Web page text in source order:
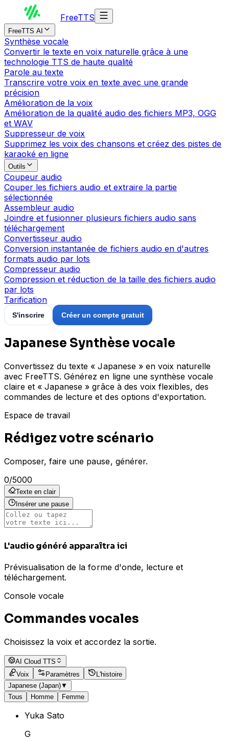
FreeTTS
FreeTTS AI
Synthèse vocale
Convertir le texte en voix naturelle grâce à une
technologie TTS de haute qualité
Parole au texte
Transcrire votre voix en texte avec une grande
précision
Amélioration de la voix
Amélioration de la qualité audio des fichiers MP3, OGG
et WAV
Suppresseur de voix
Supprimez les voix des chansons et créez des pistes de
karaoké en ligne
Outils
Coupeur audio
Couper les fichiers audio et extraire la partie
sélectionnée
Assembleur audio
Joindre et fusionner plusieurs fichiers audio sans
téléchargement
Convertisseur audio
Conversion instantanée de fichiers audio en d'autres
formats audio par lots
Compresseur audio
Compression et réduction de la taille des fichiers audio
par lots
Tarification
S'inscrire Créer un compte gratuit
Japanese Synthèse vocale
Convertissez du texte « Japanese » en voix naturelle
avec FreeTTS. Générez en ligne une synthèse vocale
claire et « Japanese » grâce à des voix flexibles, des
commandes de lecture et des options d'exportation.
Espace de travail
Rédigez votre scénario
Composer, faire une pause, générer.
0/5000
Texte en clair
Insérer une pause
L'audio généré apparaîtra ici
Prévisualisation de la forme d'onde, lecture et
téléchargement.
Console vocale
Commandes vocales
Choisissez la voix et accordez la sortie.
AI Cloud TTS
Voix
Paramètres
L'histoire
Japanese (Japan)▼
Tous
Homme Femme
Yuka Sato
G